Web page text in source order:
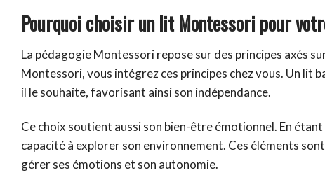
Pourquoi choisir un lit Montessori pour
La pédagogie Montessori repose sur des principes axés
Montessori, vous intégrez ces principes chez vous. Un lit
il le souhaite, favorisant ainsi son indépendance.
Ce choix soutient aussi son bien-être émotionnel. En
capacité à explorer son environnement. Ces éléments
gérer ses émotions et son autonomie.